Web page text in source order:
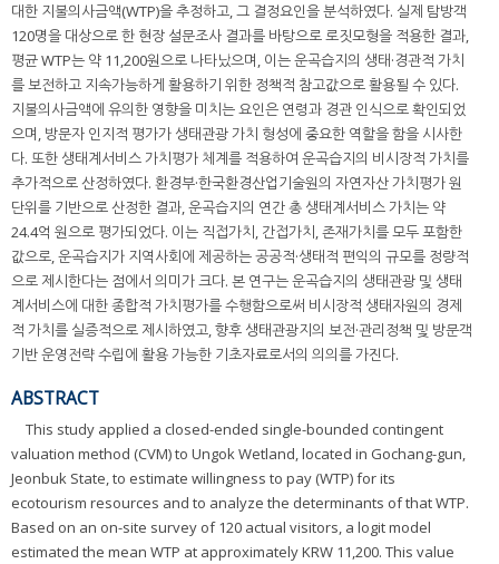
대한 지불의사금액(WTP)을 추정하고, 그 결정요인을 분석하였다. 실제 탐방객
120명을 대상으로 한 현장 설문조사 결과를 바탕으로 로짓모형을 적용한 결과,
평균 WTP는 약 11,200원으로 나타났으며, 이는 운곡습지의 생태·경관적 가치
를 보전하고 지속가능하게 활용하기 위한 정책적 참고값으로 활용될 수 있다.
지불의사금액에 유의한 영향을 미치는 요인은 연령과 경관 인식으로 확인되었
으며, 방문자 인지적 평가가 생태관광 가치 형성에 중요한 역할을 함을 시사한
다. 또한 생태계서비스 가치평가 체계를 적용하여 운곡습지의 비시장적 가치를
추가적으로 산정하였다. 환경부·한국환경산업기술원의 자연자산 가치평가 원
단위를 기반으로 산정한 결과, 운곡습지의 연간 총 생태계서비스 가치는 약
24.4억 원으로 평가되었다. 이는 직접가치, 간접가치, 존재가치를 모두 포함한
값으로, 운곡습지가 지역사회에 제공하는 공공적·생태적 편익의 규모를 정량적
으로 제시한다는 점에서 의미가 크다. 본 연구는 운곡습지의 생태관광 및 생태
계서비스에 대한 종합적 가치평가를 수행함으로써 비시장적 생태자원의 경제
적 가치를 실증적으로 제시하였고, 향후 생태관광지의 보전·관리정책 및 방문객
기반 운영전략 수립에 활용 가능한 기초자료로서의 의의를 가진다.
ABSTRACT
This study applied a closed-ended single-bounded contingent
valuation method (CVM) to Ungok Wetland, located in Gochang-gun,
Jeonbuk State, to estimate willingness to pay (WTP) for its
ecotourism resources and to analyze the determinants of that WTP.
Based on an on-site survey of 120 actual visitors, a logit model
estimated the mean WTP at approximately KRW 11,200. This value